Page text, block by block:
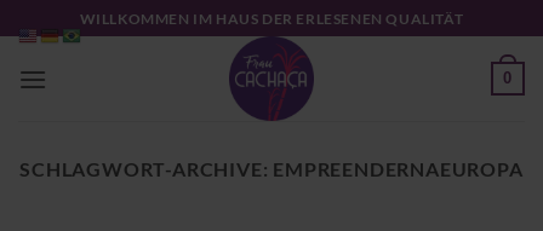
Inhalt
springen
WILLKOMMEN IM HAUS DER ERLESENEN QUALITÄT
0
SCHLAGWORT-ARCHIVE: EMPREENDERNAEUROPA